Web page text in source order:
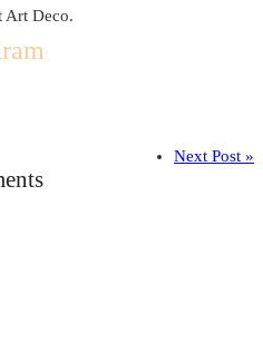
Art Deco.
Next Post »